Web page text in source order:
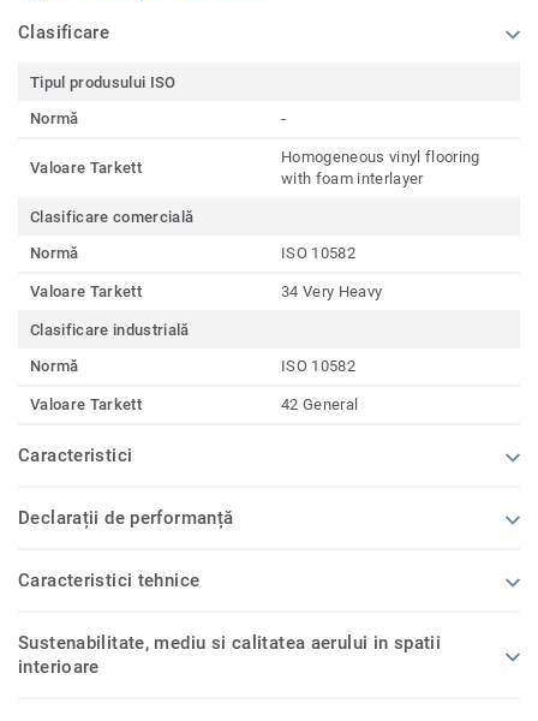
Clasificare
Tipul produsului ISO
Normă
-
Valoare Tarkett
Homogeneous vinyl flooring
with foam interlayer
Clasificare comercială
Normă
ISO 10582
Valoare Tarkett 34 Very Heavy
Clasificare industrială
Normă
ISO 10582
Valoare Tarkett 42 General
Caracteristici
Declarații de performanță
Caracteristici tehnice
Sustenabilitate, mediu si calitatea aerului in spatii
interioare